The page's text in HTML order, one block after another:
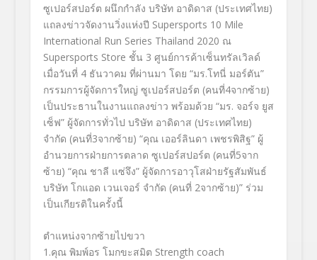
ซูเปอร์สปอร์ต ผนึกกำลัง บริษัท อาดิดาส (ประเทศไทย)
แถลงข่าวจัดงานวิ่งแห่งปี Supersports 10 Mile
International Run Series Thailand 2020 ณ
Supersports Store ชั้น 3 ศูนย์การค้าเซ็นทรัลเวิลด์
เมื่อวันที่ 4 ธันวาคม ที่ผ่านมา โดย “มร.โทนี่ มอร์ตัน”
กรรมการผู้จัดการใหญ่ ซูเปอร์สปอร์ต (คนที่4จากซ้าย)
เป็นประธานในงานแถลงข่าว พร้อมด้วย “มร. จอร์จ ยูส
เซ็ฟ” ผู้จัดการทั่วไป บริษัท อาดิดาส (ประเทศไทย)
จำกัด (คนที่3จากซ้าย) “คุณ เออร์ลินดา เพชรพิสิฐ” ผู้
อำนวยการฝ่ายการตลาด ซูเปอร์สปอร์ต (คนที่5จาก
ซ้าย) “คุณ ชาลี แซ่จึง” ผู้จัดการอาวุโสฝ่ายรัฐสัมพันธ์
บริษัท โกแอด เวนเจอร์ จำกัด (คนที่ 2จากซ้าย)” ร่วม
เป็นเกียรติในครั้งนี้
ตำแหน่งจากซ้ายไปขวา
1.คุณ พิมพ์อร โมกขะสมิต Strength coach